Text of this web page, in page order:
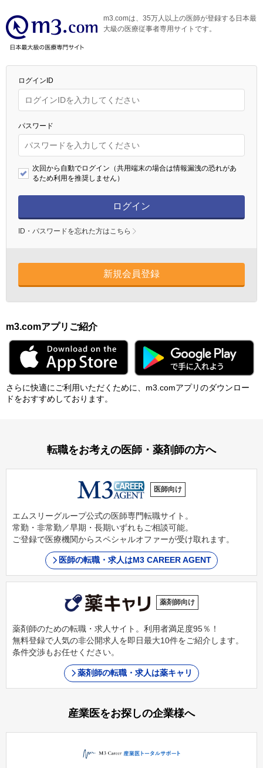
m3.comは、35万人以上の医師が登録する日本最
大級の医療従事者専用サイトです。
ログインID
パスワード
次回から自動でログイン（共用端末の場合は情報漏洩の恐れがあ
るため利用を推奨しません）
ログイン
ID・パスワードを忘れた方はこちら
新規会員登録
m3.comアプリご紹介
さらに快適にご利⽤いただくために、m3.comアプリのダウンロー
ドをおすすめしております。
転職をお考えの医師・薬剤師の方へ
医師向け
エムスリーグループ公式の医師専門転職サイト。
常勤・非常勤／早期・長期いずれもご相談可能。
ご登録で医療機関からスペシャルオファーが受け取れます。
医師の転職・求人はM3 CAREER AGENT
薬剤師向け
薬剤師のための転職・求人サイト。利用者満足度95％！
無料登録で人気の非公開求人を即日最大10件をご紹介します。
条件交渉もお任せください。
薬剤師の転職・求人は薬キャリ
産業医をお探しの企業様へ